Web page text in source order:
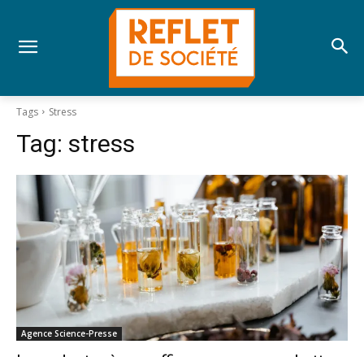
Tags Stress
Tag: stress
Agence Science-Presse